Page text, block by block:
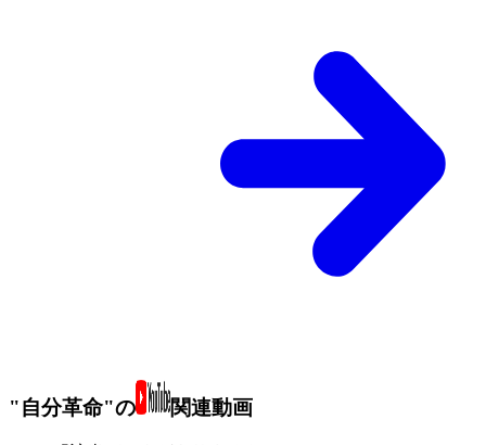
"自分革命"の 関連動画